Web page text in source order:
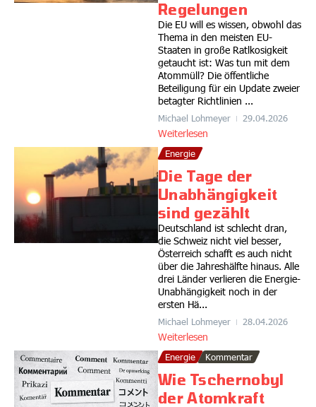
Regelungen
Die EU will es wissen, obwohl das
Thema in den meisten EU-
Staaten in große Ratlkosigkeit
getaucht ist: Was tun mit dem
Atommüll? Die öffentliche
Beteiligung für ein Update zweier
betagter Richtlinien ...
Michael Lohmeyer 29.04.2026
Weiterlesen
Energie
Die Tage der
Unabhängigkeit
sind gezählt
Deutschland ist schlecht dran,
die Schweiz nicht viel besser,
Österreich schafft es auch nicht
über die Jahreshälfte hinaus. Alle
drei Länder verlieren die Energie-
Unabhängigkeit noch in der
ersten Hä...
Michael Lohmeyer 28.04.2026
Weiterlesen
Energie Kommentar
Wie Tschernobyl
der Atomkraft